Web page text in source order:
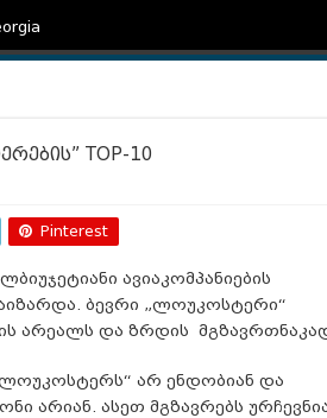
TOP-10
Pinterest
ავიაკომპანიების
ბევრი „ლოუკოსტერი“
არეალს და ზრდის
არ ენდობიან და
არიან. ასეთ მგზავრებს